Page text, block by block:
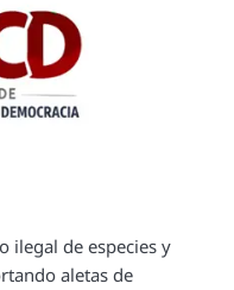
ilegal de especies y
aletas de